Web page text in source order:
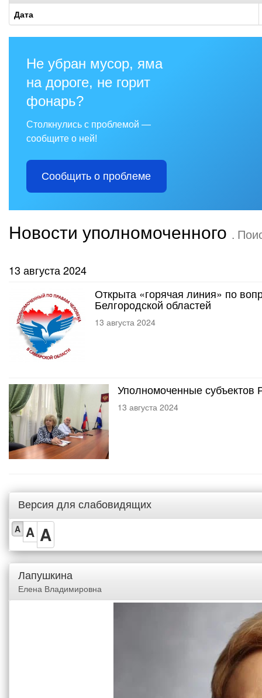
Дата
Не убран мусор, яма
на дороге, не горит
фонарь?
Столкнулись с проблемой —
сообщите о ней!
Сообщить о проблеме
Новости уполномоченного .
13 августа 2024
Открыта «горячая линия» по
Белгородской областей
13 августа 2024
Уполномоченные субъектов
13 августа 2024
Версия для слабовидящих
A A A
Лапушкина
Елена Владимировна